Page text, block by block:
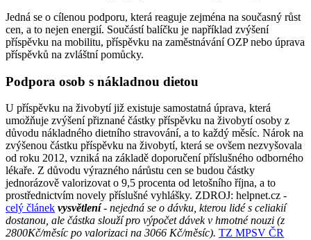
Jedná se o cílenou podporu, která reaguje zejména na současný růst
cen, a to nejen energií. Součástí balíčku je například zvýšení
příspěvku na mobilitu, příspěvku na zaměstnávání OZP nebo úprava
příspěvků na zvláštní pomůcky.
Podpora osob s nákladnou dietou
U příspěvku na živobytí již existuje samostatná úprava, která
umožňuje zvýšení přiznané částky příspěvku na živobytí osoby z
důvodu nákladného dietního stravování, a to každý měsíc. Nárok na
zvýšenou částku příspěvku na živobytí, která se ovšem nezvyšovala
od roku 2012, vzniká na základě doporučení příslušného odborného
lékaře. Z důvodu výrazného nárůstu cen se budou částky
jednorázově valorizovat o 9,5 procenta od letošního října, a to
prostřednictvím novely příslušné vyhlášky. ZDROJ: helpnet.cz -
celý článek vysvětlení- nejedná se o dávku, kterou lidé s celiakií
dostanou, ale částka slouží pro výpočet dávek v hmotné nouzi (z
2800Kč/měsíc po valorizaci na 3066 Kč/měsíc). TZ MPSV ČR